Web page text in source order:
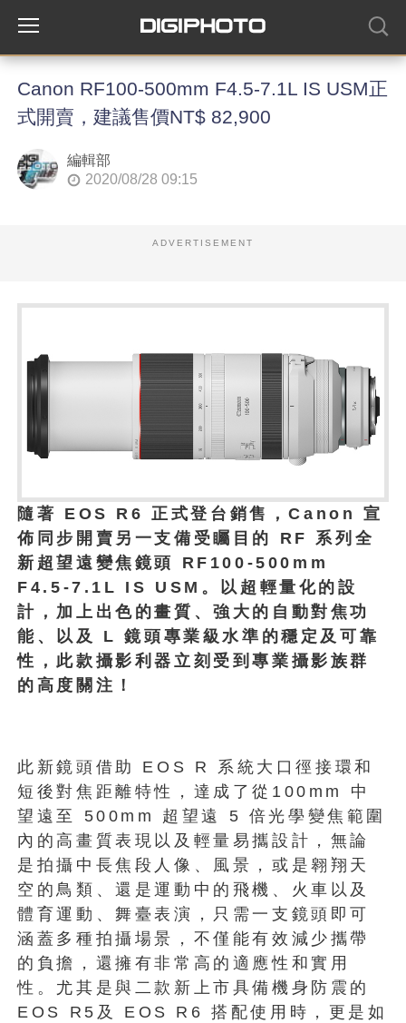
Canon RF100-500mm F4.5-7.1L IS USM正
式開賣，建議售價NT$ 82,900
編輯部
2020/08/28 09:15
ADVERTISEMENT
隨著 EOS R6 正式登台銷售，Canon 宣
佈同步開賣另一支備受矚目的 RF 系列全
新超望遠變焦鏡頭 RF100-500mm
F4.5-7.1L IS USM。以超輕量化的設
計，加上出色的畫質、強大的自動對焦功
能、以及 L 鏡頭專業級水準的穩定及可靠
性，此款攝影利器立刻受到專業攝影族群
的高度關注！
此新鏡頭借助 EOS R 系統大口徑接環和
短後對焦距離特性，達成了從100mm 中
望遠至 500mm 超望遠 5 倍光學變焦範圍
內的高畫質表現以及輕量易攜設計，無論
是拍攝中長焦段人像、風景，或是翱翔天
空的鳥類、還是運動中的飛機、火車以及
體育運動、舞臺表演，只需一支鏡頭即可
涵蓋多種拍攝場景，不僅能有效減少攜帶
的負擔，還擁有非常高的適應性和實用
性。尤其是與二款新上市具備機身防震的
EOS R5及 EOS R6 搭配使用時，更是如